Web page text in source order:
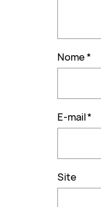
Nome*
E-mail*
Site